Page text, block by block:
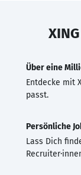
Über eine
Entdecke mit
passt.
Persönliche
Lass Dich